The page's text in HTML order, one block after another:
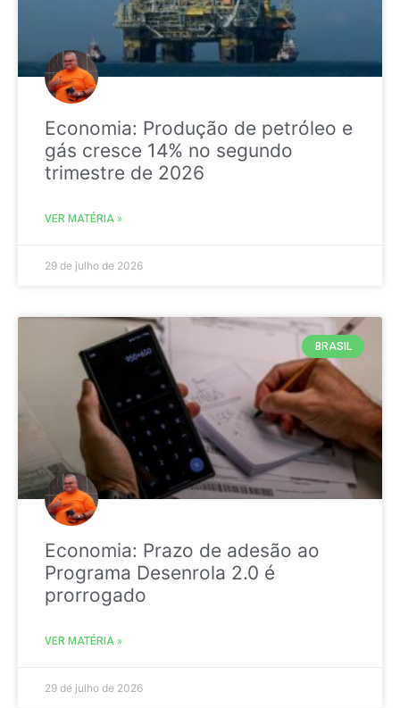
Economia: Produção de petróleo e
gás cresce 14% no segundo
trimestre de 2026
VER MATÉRIA »
29 de julho de 2026
BRASIL
Economia: Prazo de adesão ao
Programa Desenrola 2.0 é
prorrogado
VER MATÉRIA »
29 de julho de 2026